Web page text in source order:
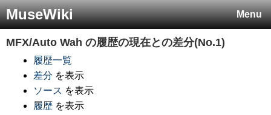
Menu
MuseWiki
MFX/Auto Wah の履歴の現在との差分(No.1)
履歴一覧
差分 を表示
ソース を表示
履歴 を表示